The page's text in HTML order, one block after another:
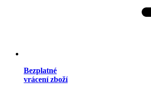
Bezplatné
vrácení zboží